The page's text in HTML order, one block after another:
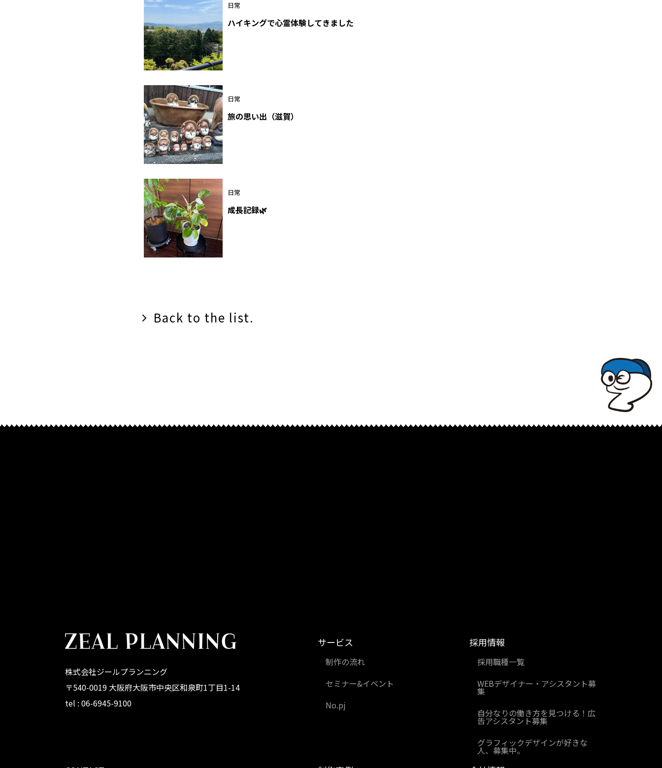
日常
ハイキングで心霊体験してきました
日常
旅の思い出（滋賀）
日常
成長記録🌿
Back to the list.
株式会社ジールプランニング
〒540-0019 大阪府大阪市中央区和泉町1丁目1-14
tel : 06-6945-9100
サービス
制作の流れ
セミナー&イベント
No.pj
採用情報
採用職種一覧
WEBデザイナー・アシスタント募
集
自分なりの働き方を見つける！広
告アシスタント募集
グラフィックデザインが好きな
人、募集中。
TOPでコナミコマンドを入れてみよ★